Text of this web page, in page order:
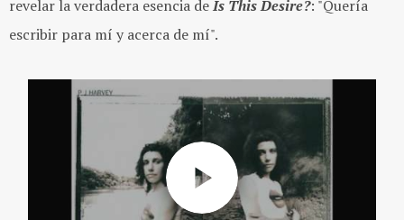
revelar la verdadera esencia deIs This Desire?: "Quería
escribir para mí y acerca de mí".